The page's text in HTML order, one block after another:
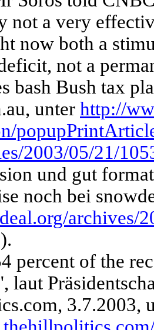
not a very
now both a
not a
bash Bush tax
unter http://
2003/05/21/
und gut
noch bei
archives/
percent of the
laut
3.7.2003,